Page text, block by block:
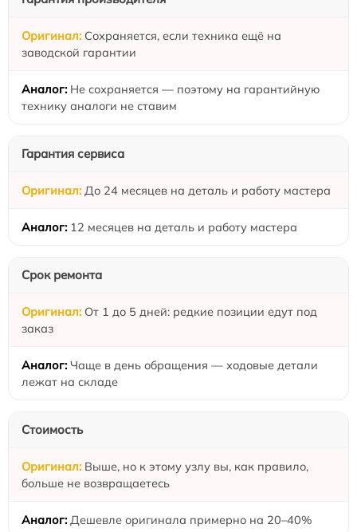
Сохраняется, если техника ещё на
заводской гарантии
Не сохраняется — поэтому на гарантийную
технику аналоги не ставим
Гарантия сервиса
До 24 месяцев на деталь и работу мастера
12 месяцев на деталь и работу мастера
Срок ремонта
От 1 до 5 дней: редкие позиции едут под
заказ
Чаще в день обращения — ходовые детали
лежат на складе
Стоимость
Выше, но к этому узлу вы, как правило,
больше не возвращаетесь
Дешевле оригинала примерно на 20–40%